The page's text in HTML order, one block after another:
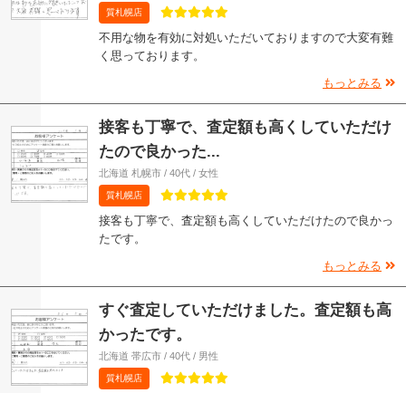
質札幌店
不用な物を有効に対処いただいておりますので大変有難
く思っております。
もっとみる
接客も丁寧で、査定額も高くしていただけ
たので良かった...
北海道 札幌市 / 40代 / 女性
質札幌店
接客も丁寧で、査定額も高くしていただけたので良かっ
たです。
もっとみる
すぐ査定していただけました。査定額も高
かったです。
北海道 帯広市 / 40代 / 男性
質札幌店